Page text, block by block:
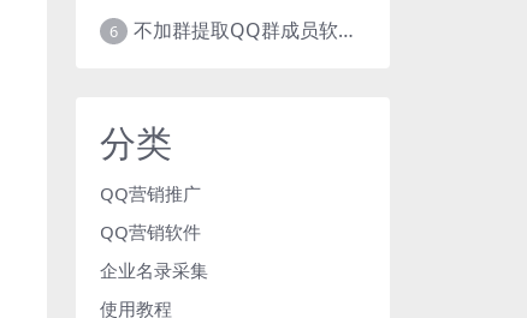
6 不加群提取QQ群成员软件QQ群成员提取qq号邮箱软件
分类
QQ营销推广
QQ营销软件
企业名录采集
使用教程